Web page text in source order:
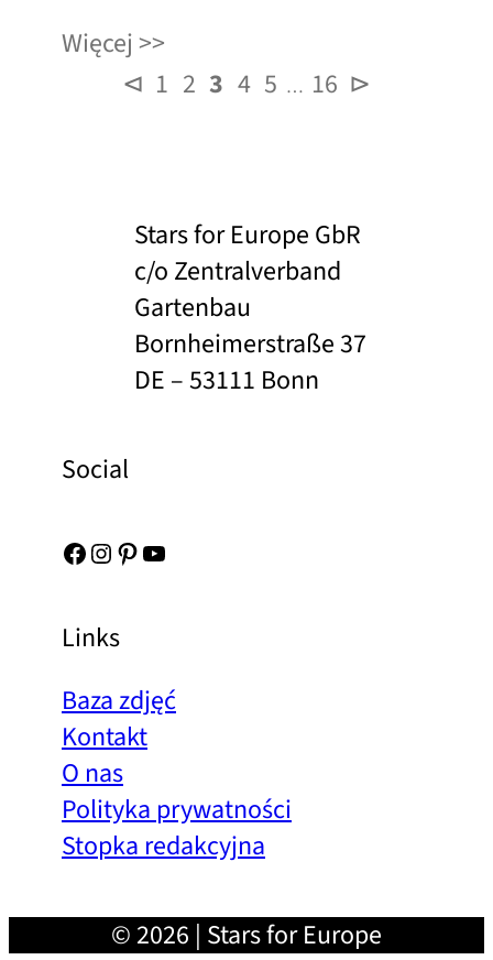
Więcej
⊲ 1 2 3 4 5 … 16 ⊳
Stars for Europe GbR
c/o Zentralverband
Gartenbau
Bornheimerstraße 37
DE – 53111 Bonn
Social
Facebook Instagram Pinterest YouTube
Links
Baza zdjęć
Kontakt
O nas
Polityka prywatności
Stopka redakcyjna
© 2026 | Stars for Europe